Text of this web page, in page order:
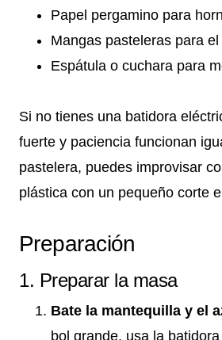
Papel pergamino para
Mangas pasteleras para
Espátula o cuchara para
Si no tienes una batidora
fuerte y paciencia funcionan
pastelera, puedes improvisar
plástica con un pequeño corte
Preparación
1. Preparar la masa
Bate la mantequilla y el
bol grande, usa la